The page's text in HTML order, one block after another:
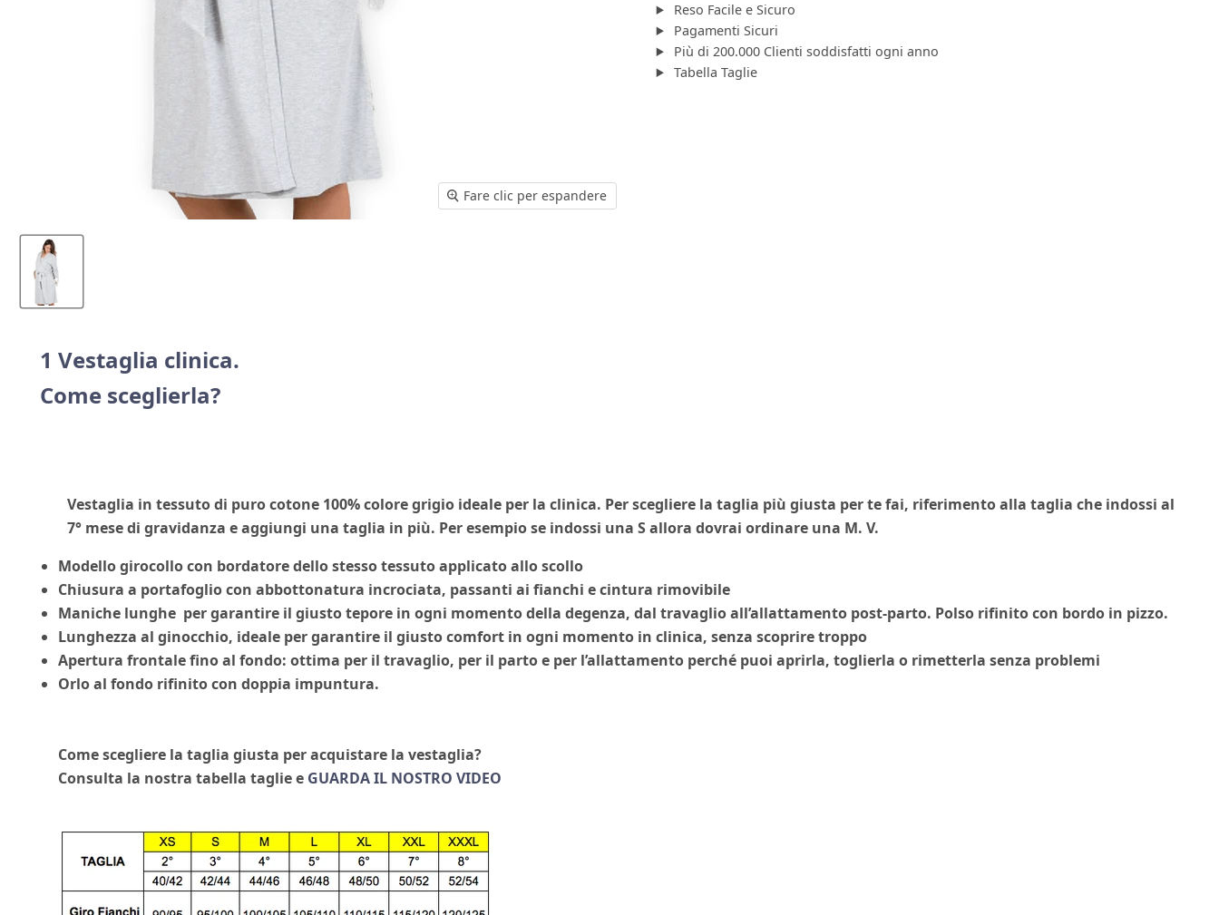
Fare clic per espandere
Reso Facile e Sicuro
Pagamenti Sicuri
Più di 200.000 Clienti soddisfatti ogni anno
Tabella Taglie
1 Vestaglia clinica.
Come sceglierla?
Vestaglia in tessuto di puro cotone 100% colore grigio ideale per la clinica. Per scegliere la taglia più giusta per te fai, riferimento alla taglia che indossi al
7° mese di gravidanza e aggiungi una taglia in più. Per esempio se indossi una S allora dovrai ordinare una M. V.
Modello girocollo con bordatore dello stesso tessuto applicato allo scollo
Chiusura a portafoglio con abbottonatura incrociata, passanti ai fianchi e cintura rimovibile
Maniche lunghe per garantire il giusto tepore in ogni momento della degenza, dal travaglio all’allattamento post-parto. Polso rifinito con bordo in pizzo.
Lunghezza al ginocchio, ideale per garantire il giusto comfort in ogni momento in clinica, senza scoprire troppo
Apertura frontale fino al fondo: ottima per il travaglio, per il parto e per l’allattamento perché puoi aprirla, toglierla o rimetterla senza problemi
Orlo al fondo rifinito con doppia impuntura.
Come scegliere la taglia giusta per acquistare la vestaglia?
Consulta la nostra tabella taglie e GUARDA IL NOSTRO VIDEO